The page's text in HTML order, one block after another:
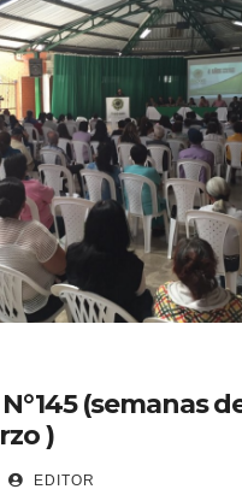
(semanas
)
EDITOR